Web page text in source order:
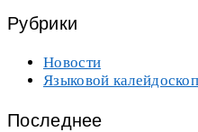
Рубрики
Новости
Языковой калейдоскоп
Последнее